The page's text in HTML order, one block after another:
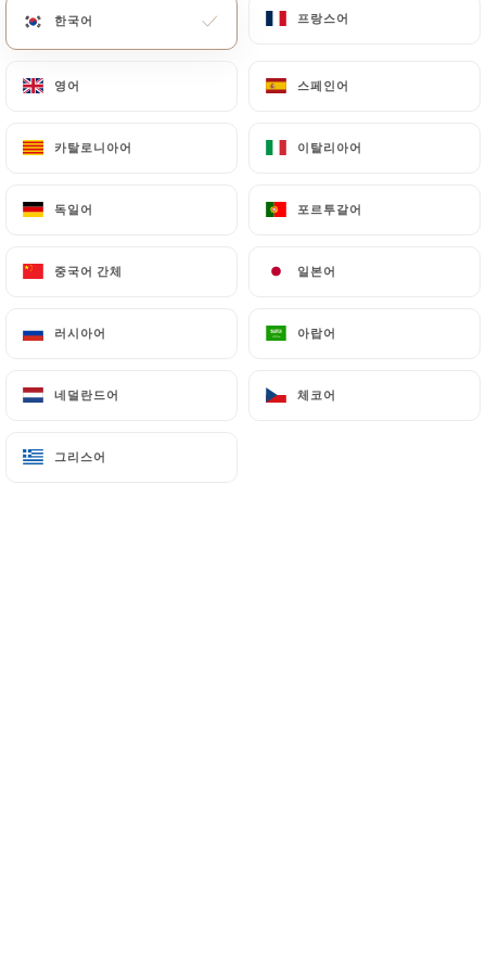
한국어 프랑스어
영어 스페인어
카탈로니아어 이탈리아어
독일어 포르투갈어
중국어 간체 일본어
러시아어 아랍어
네덜란드어 체코어
그리스어
한국어 프랑스어
영어 스페인어
카탈로니아어 이탈리아어
독일어 포르투갈어
중국어 간체 일본어
러시아어 아랍어
네덜란드어 체코어
그리스어